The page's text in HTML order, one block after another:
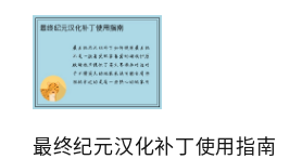
最终纪元汉化补丁使用指南